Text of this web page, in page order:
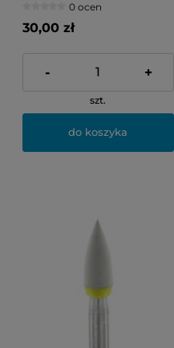
0 ocen
30,00 zł
- +
szt.
do koszyka